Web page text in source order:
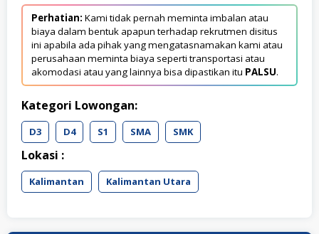
Perhatian: Kami tidak pernah meminta imbalan atau
biaya dalam bentuk apapun terhadap rekrutmen disitus
ini apabila ada pihak yang mengatasnamakan kami atau
perusahaan meminta biaya seperti transportasi atau
akomodasi atau yang lainnya bisa dipastikan itu PALSU.
Kategori Lowongan:
D3 D4 S1 SMA SMK
Lokasi :
Kalimantan Kalimantan Utara